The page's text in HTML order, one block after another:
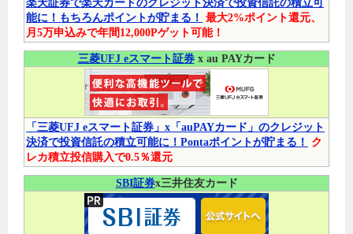
楽天証券で楽天カードのクレジット決済で投資信託の積立可
能に！もちろんポイントが貯まる！ 最大2%ポイント還元、
月5万申込みで年間12,000Pゲット可能！
三菱UFJ eスマート証券x au PAYカード
「三菱UFJ eスマート証券」x「auPAYカード」のクレジット
決済で投資信託の積立可能に！Pontaポイントが貯まる！
ク
レカ積立投信購入で0.5％還元
SBI証券x三井住友カード